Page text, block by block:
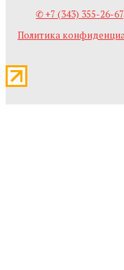
✆ +7 (343) 355-26-67
Политика